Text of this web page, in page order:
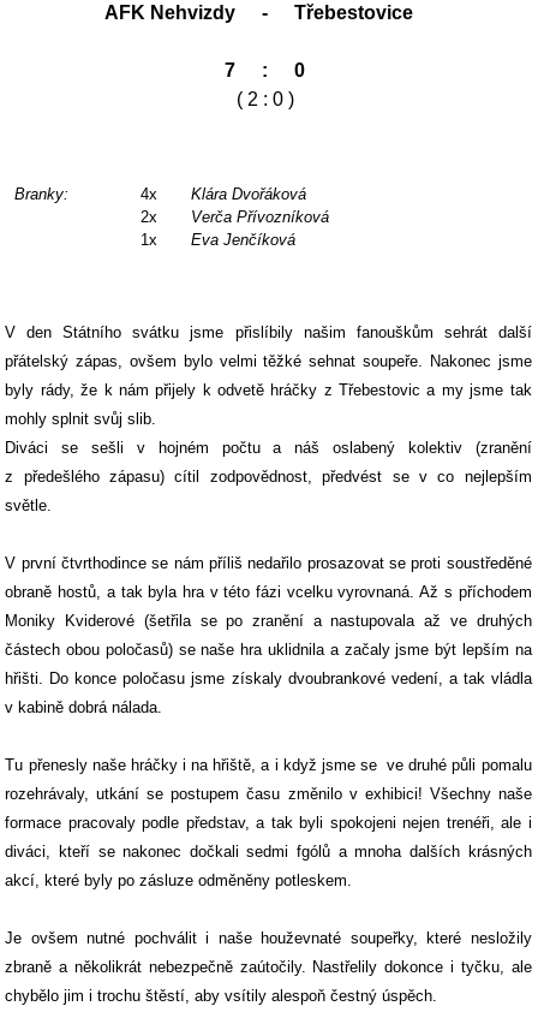
AFK Nehvizdy - Třebestovice
7 :
0
( 2 : 0 )
Branky: 4x
Klára Dvořáková
2x
Verča Přívozníková
1x
Eva Jenčíková
V den Státního svátku jsme přislíbily našim fanouškům sehrát další
přátelský zápas, ovšem bylo velmi těžké sehnat soupeře. Nakonec jsme
byly rády, že k nám přijely k odvetě hráčky z Třebestovic a my jsme tak
mohly splnit svůj slib.
Diváci se sešli v hojném počtu a náš oslabený kolektiv (zranění
z předešlého zápasu) cítil zodpovědnost, předvést se v co nejlepším
světle.
V první čtvrthodince se nám příliš nedařilo prosazovat se proti soustředěné
obraně hostů, a tak byla hra v této fázi vcelku vyrovnaná. Až s příchodem
Moniky Kviderové (šetřila se po zranění a nastupovala až ve druhých
částech obou poločasů) se naše hra uklidnila a začaly jsme být lepším na
hřišti. Do konce poločasu jsme získaly dvoubrankové vedení, a tak vládla
v kabině dobrá nálada.
Tu přenesly naše hráčky i na hřiště, a i když jsme se ve druhé půli pomalu
rozehrávaly, utkání se postupem času změnilo v exhibici! Všechny naše
formace pracovaly podle představ, a tak byli spokojeni nejen trenéři, ale i
diváci, kteří se nakonec dočkali sedmi fgólů a mnoha dalších krásných
akcí, které byly po zásluze odměněny potleskem.
Je ovšem nutné pochválit i naše houževnaté soupeřky, které nesložily
zbraně a několikrát nebezpečně zaútočily. Nastřelily dokonce i tyčku, ale
chybělo jim i trochu štěstí, aby vsítily alespoň čestný úspěch.